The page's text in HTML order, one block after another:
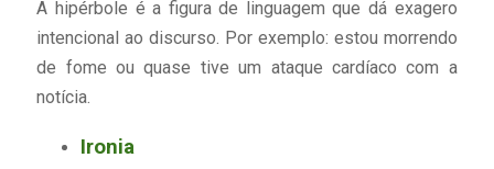
A hipérbole é a figura de linguagem que dá exagero
intencional ao discurso. Por exemplo: estou morrendo
de fome ou quase tive um ataque cardíaco com a
notícia.
Ironia